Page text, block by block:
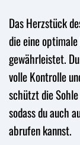
Das Herzstück
die eine
gewährleistet.
volle Kontrolle
schützt die
sodass du auch
abrufen kannst.